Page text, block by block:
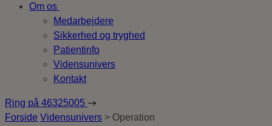
Om os
Medarbejdere
Sikkerhed og tryghed
Patientinfo
Vidensunivers
Kontakt
Ring på 46325005
Forside Vidensunivers > Operation